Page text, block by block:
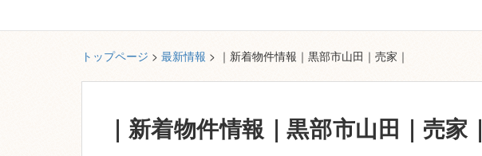
トップページ > 最新情報 > ｜新着物件情報｜黒部市山田｜売家｜
｜新着物件情報｜黒部市山田｜売家｜